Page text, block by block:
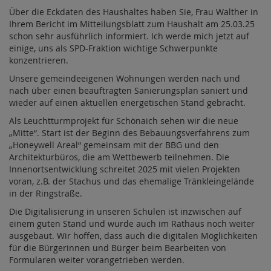
Über die Eckdaten des Haushaltes haben Sie, Frau Walther in
Ihrem Bericht im Mitteilungsblatt zum Haushalt am 25.03.25
schon sehr ausführlich informiert. Ich werde mich jetzt auf
einige, uns als SPD-Fraktion wichtige Schwerpunkte
konzentrieren.
Unsere gemeindeeigenen Wohnungen werden nach und
nach über einen beauftragten Sanierungsplan saniert und
wieder auf einen aktuellen energetischen Stand gebracht.
Als Leuchtturmprojekt für Schönaich sehen wir die neue
„Mitte“. Start ist der Beginn des Bebauungsverfahrens zum
„Honeywell Areal“ gemeinsam mit der BBG und den
Architekturbüros, die am Wettbewerb teilnehmen. Die
Innenortsentwicklung schreitet 2025 mit vielen Projekten
voran, z.B. der Stachus und das ehemalige Tränkleingelände
in der Ringstraße.
Die Digitalisierung in unseren Schulen ist inzwischen auf
einem guten Stand und wurde auch im Rathaus noch weiter
ausgebaut. Wir hoffen, dass auch die digitalen Möglichkeiten
für die Bürgerinnen und Bürger beim Bearbeiten von
Formularen weiter vorangetrieben werden.